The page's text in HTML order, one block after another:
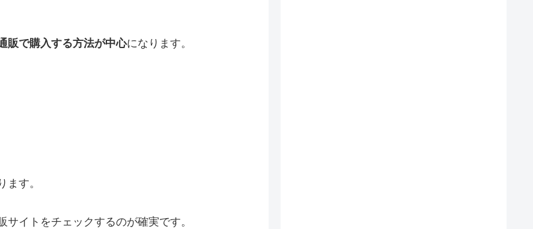
販で購入する方法が中心になります。
す。
サイトをチェックするのが確実です。